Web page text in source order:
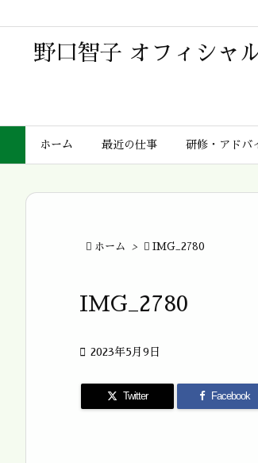
野口智子 オフィシャ
ホーム 最近の仕事 研修・アドバ
 ホーム >  IMG_2780
IMG_2780
 2023年5月9日
Twitter Facebook